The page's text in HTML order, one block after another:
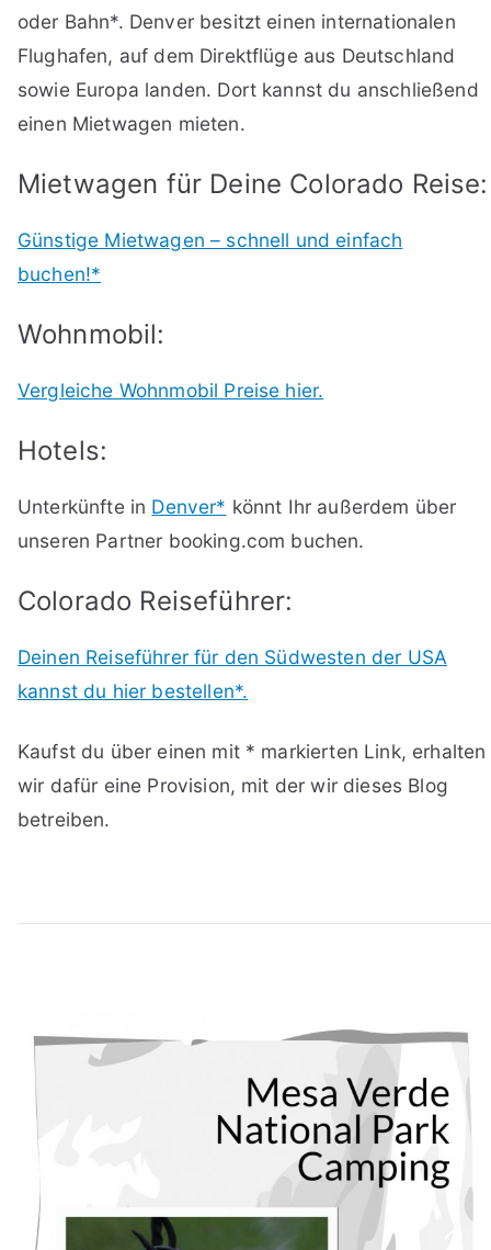
oder Bahn*. Denver besitzt einen internationalen
Flughafen, auf dem Direktflüge aus Deutschland
sowie Europa landen. Dort kannst du anschließend
einen Mietwagen mieten.
Mietwagen für Deine Colorado Reise:
Günstige Mietwagen – schnell und einfach
buchen!*
Wohnmobil:
Vergleiche Wohnmobil Preise hier.
Hotels:
Unterkünfte in Denver* könnt Ihr außerdem über
unseren Partner booking.com buchen.
Colorado Reiseführer:
Deinen Reiseführer für den Südwesten der USA
kannst du hier bestellen*.
Kaufst du über einen mit * markierten Link, erhalten
wir dafür eine Provision, mit der wir dieses Blog
betreiben.